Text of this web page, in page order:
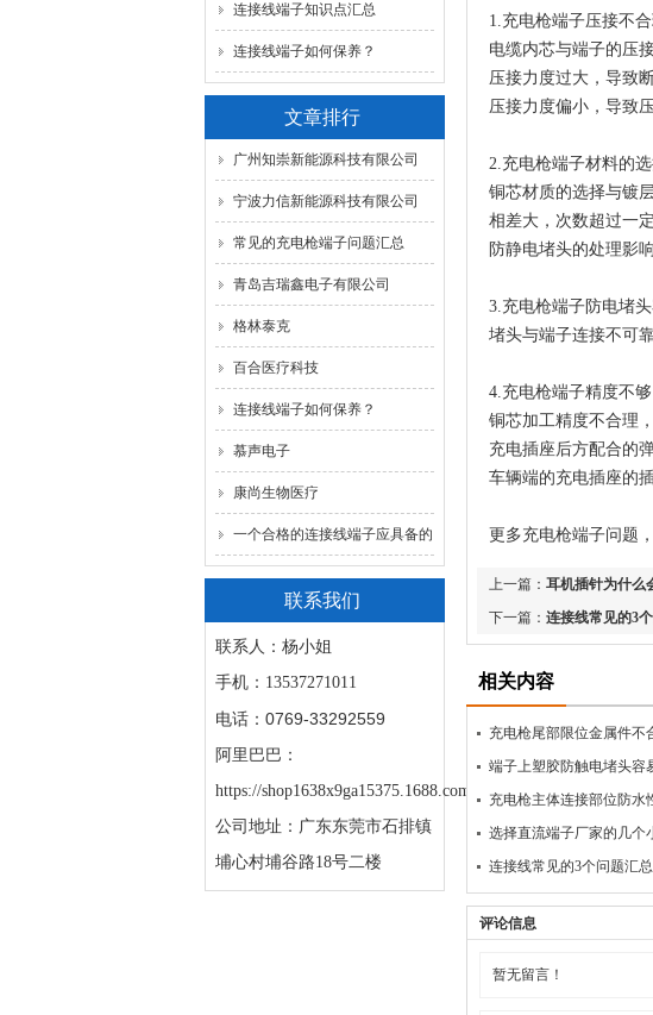
连接线端子知识点汇总
连接线端子如何保养？
文章排行
广州知崇新能源科技有限公司
宁波力信新能源科技有限公司
常见的充电枪端子问题汇总
青岛吉瑞鑫电子有限公司
格林泰克
百合医疗科技
连接线端子如何保养？
慕声电子
康尚生物医疗
一个合格的连接线端子应具备的
7大优点
联系我们
联系人：杨小姐
手机： 13537271011
电话： 0769-33292559
阿里巴巴：
https://shop1638x9ga15375.1688.com/
公司地址：广东东莞市石排镇
埔心村埔谷路18号二楼
1.充电枪端子压接不
电缆内芯与端子的压
压接力度过大，导致
压接力度偏小，导致
2.充电枪端子材料的
铜芯材质的选择与镀
相差大，次数超过一
防静电堵头的处理影
3.充电枪端子防电堵
堵头与端子连接不可
4.充电枪端子精度不
铜芯加工精度不合理
充电插座后方配合的
车辆端的充电插座的
更多充电枪端子问题
上一篇： 耳机插针为什么
下一篇： 连接线常见的3
相关内容
充电枪尾部限位金属件不
端子上塑胶防触电堵头容
充电枪主体连接部位防水
选择直流端子厂家的几个
连接线常见的3个问题汇总
评论信息
暂无留言！